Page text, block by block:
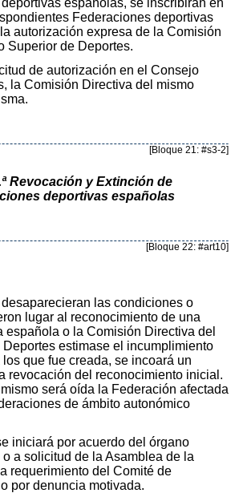
Federaciones deportivas
autorización expresa de la Comisión
Superior de Deportes.
de autorización en el Consejo
la Comisión Directiva del mismo
[Bloque 21: #s3-2]
Revocación y Extinción de
deportivas españolas
[Bloque 22: #art10]
las condiciones o
lugar al reconocimiento de una
española o la Comisión Directiva del
estimase el incumplimiento
que fue creada, se incoará un
revocación del reconocimiento inicial.
será oída la Federación afectada
de ámbito autonómico
iniciará por acuerdo del órgano
a solicitud de la Asamblea de la
requerimiento del Comité de
por denuncia motivada.